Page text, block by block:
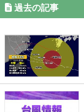
過去の記事